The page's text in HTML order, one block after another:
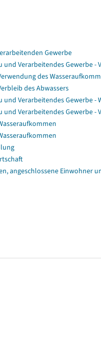
Gewerbe
Verarbeitendes Gewerbe -
des
des Abwassers
Verarbeitendes Gewerbe -
Verarbeitendes Gewerbe
angeschlossene Einwohner